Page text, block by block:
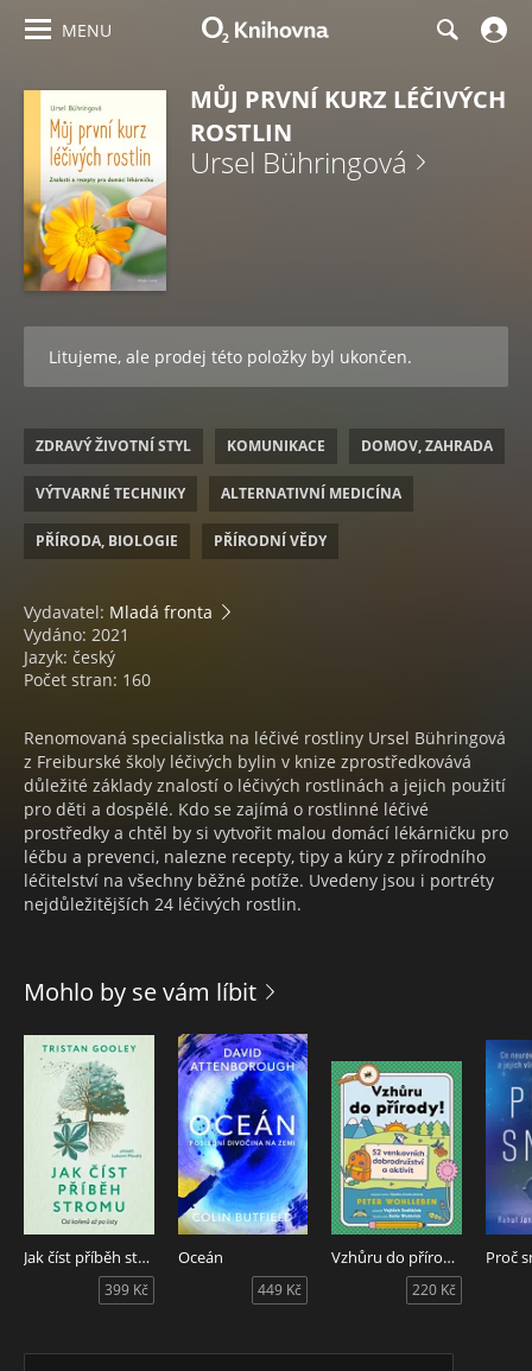
MENU
MŮJ PRVNÍ KURZ LÉČIVÝCH
ROSTLIN
Ursel Bühringová
Litujeme, ale prodej této položky byl ukončen.
ZDRAVÝ ŽIVOTNÍ STYL KOMUNIKACE DOMOV, ZAHRADA
VÝTVARNÉ TECHNIKY ALTERNATIVNÍ MEDICÍNA
PŘÍRODA, BIOLOGIE PŘÍRODNÍ VĚDY
Vydavatel: Mladá fronta
Vydáno: 2021
Jazyk: český
Počet stran: 160
Renomovaná specialistka na léčivé rostliny Ursel Bühringová
z Freiburské školy léčivých bylin v knize zprostředkovává
důležité základy znalostí o léčivých rostlinách a jejich použití
pro děti a dospělé. Kdo se zajímá o rostlinné léčivé
prostředky a chtěl by si vytvořit malou domácí lékárničku pro
léčbu a prevenci, nalezne recepty, tipy a kúry z přírodního
léčitelství na všechny běžné potíže. Uvedeny jsou i portréty
nejdůležitějších 24 léčivých rostlin.
Mohlo by se vám líbit
Jak číst příběh stromu
399 Kč
Oceán
449 Kč
Vzhůru do přírody!
220 Kč
Proč